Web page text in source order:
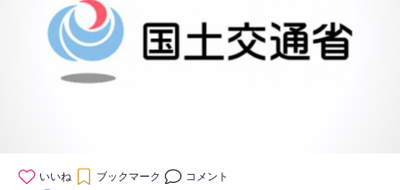
いいね ブックマーク コメント